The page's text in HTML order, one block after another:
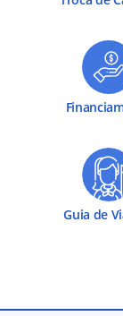
Guia de